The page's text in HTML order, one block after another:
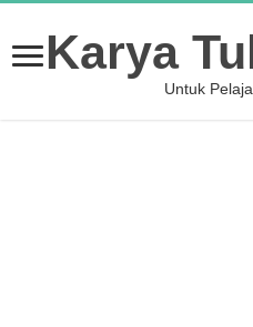
Karya
Untuk